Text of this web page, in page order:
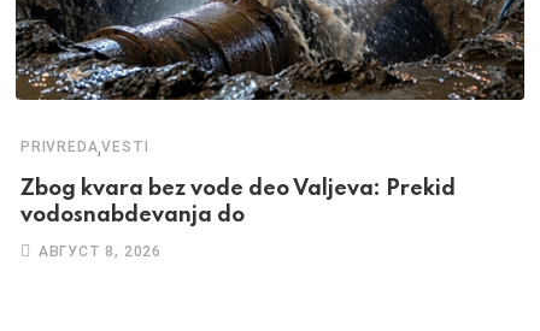
PRIVREDA,VESTI
Zbog kvara bez vode deo Valjeva: Prekid
vodosnabdevanja do
АВГУСТ 8, 2026